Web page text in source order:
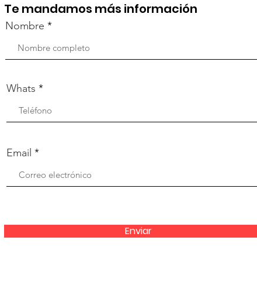
Te mandamos más información
Nombre
Whats
Email
Enviar